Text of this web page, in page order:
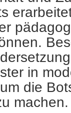
in
die
machen.